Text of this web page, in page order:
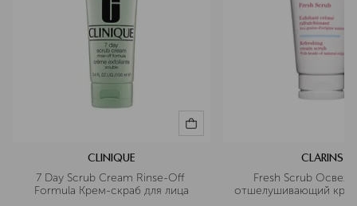
CLINIQUE
7 Day Scrub Cream Rinse-Off
Formula Крем-скраб для лица
CLARINS
Fresh Scrub